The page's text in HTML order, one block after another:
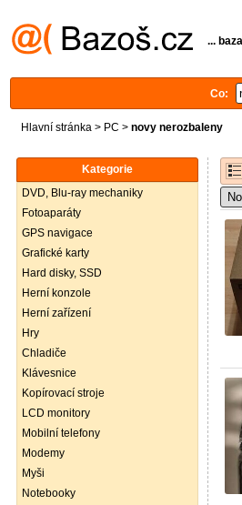
...
Co:
Hlavní stránka > PC > novy nerozbaleny
Kategorie
DVD, Blu-ray mechaniky
Fotoaparáty
GPS navigace
Grafické karty
Hard disky, SSD
Herní konzole
Herní zařízení
Hry
Chladiče
Klávesnice
Kopírovací stroje
LCD monitory
Mobilní telefony
Modemy
Myši
Notebooky